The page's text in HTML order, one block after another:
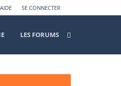
SE CONNECTER
AIDE
LES FORUMS